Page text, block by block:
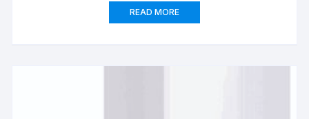
READ MORE